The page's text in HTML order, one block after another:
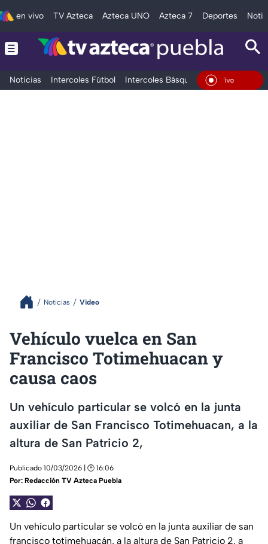
en vivo TV Azteca Azteca UNO Azteca 7 Deportes
Noticias Intercoles Fútbol Intercoles Básquetbol Deportes
En Vivo
Noticias Video
Vehículo vuelca en San
Francisco Totimehuacan y
causa caos
Un vehículo particular se volcó en la junta
auxiliar de San Francisco Totimehuacan, a la
altura de San Patricio 2,
Publicado 10/03/2026 | 🕑 16:06
Por: Redacción TV Azteca Puebla
Un vehículo particular se volcó en la junta auxiliar de san
francisco totimehuacán, a la altura de San Patricio 2, a